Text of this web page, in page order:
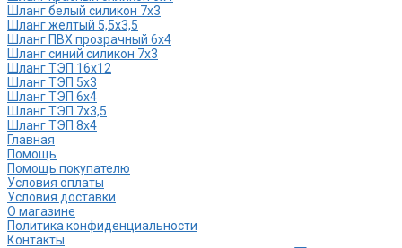
Шланг белый силикон 7х3
Шланг желтый 5,5х3,5
Шланг ПВХ прозрачный 6х4
Шланг синий силикон 7х3
Шланг ТЭП 16х12
Шланг ТЭП 5х3
Шланг ТЭП 6х4
Шланг ТЭП 7х3,5
Шланг ТЭП 8х4
Главная
Помощь
Помощь покупателю
Условия оплаты
Условия доставки
О магазине
Политика конфиденциальности
Контакты